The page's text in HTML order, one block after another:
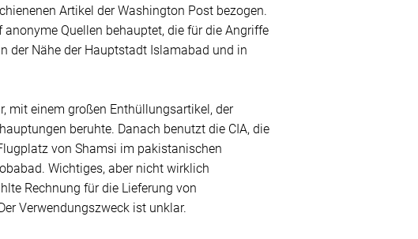
Artikel der Washington Post bezogen.
Quellen behauptet, die für die Angriffe
der Nähe der Hauptstadt Islamabad und in
mit einem großen Enthüllungsartikel, der
beruhte. Danach benutzt die CIA, die
von Shamsi im pakistanischen
Wichtiges, aber nicht wirklich
Rechnung für die Lieferung von
Verwendungszweck ist unklar.